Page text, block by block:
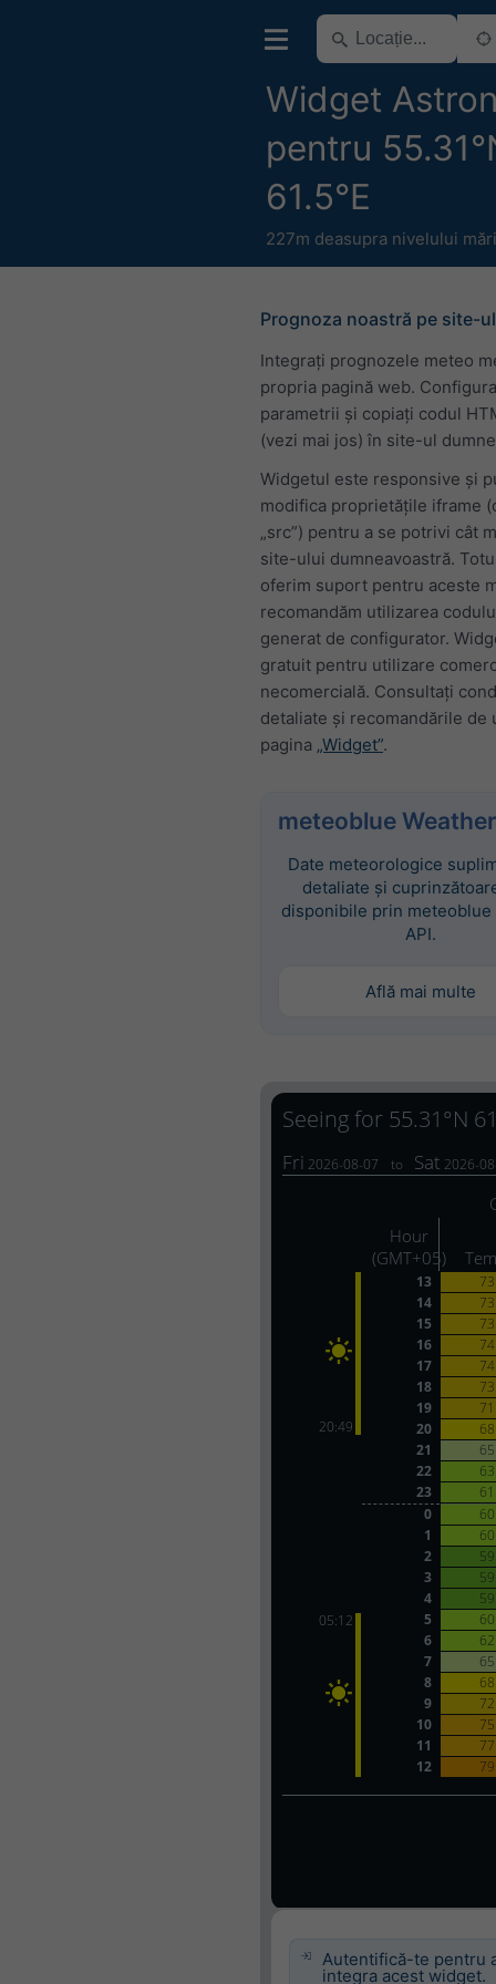
Widget
pentru
61.5°E
227m deasupra nivelului
Prognoza noastră pe site-
Integrați prognozele meteo
propria pagină web.
parametrii și copiați codul
(vezi mai jos) în site-ul
Widgetul este responsive și
modifica proprietățile iframe
„src”) pentru a se potrivi cât
site-ului dumneavoastră.
oferim suport pentru aceste
recomandăm utilizarea
generat de configurator.
gratuit pentru utilizare
necomercială. Consultați
detaliate și recomandările de
pagina „Widget”.
meteoblue
Date meteorologice
detaliate și
disponibile prin meteoblue
API.
Află mai multe
Autentifică-te pentru
integra acest widget.